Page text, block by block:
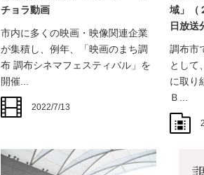
チョラ動画
市内に多くの映画・映像関連企業
が集積し、例年、「映画のまち調
布 調布シネマフェスティバル」を
開催...
2022/7/13
域」（
日放送
調布市
として
に取り
Ｂ...